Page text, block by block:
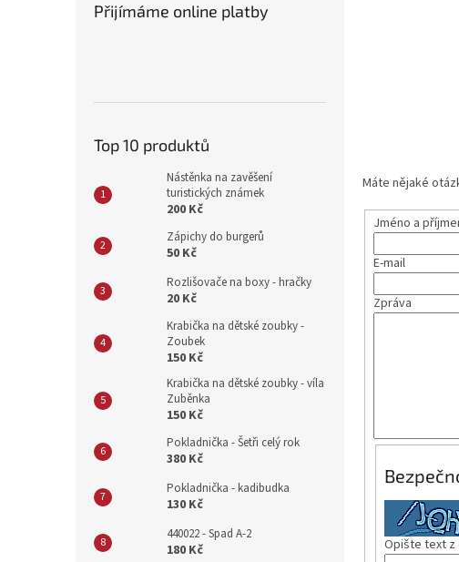
Přijímáme online platby
Top 10 produktů
Nástěnka na zavěšení
turistických známek
200 Kč
Zápichy do burgerů
50 Kč
Rozlišovače na boxy - hračky
20 Kč
Krabička na dětské zoubky -
Zoubek
150 Kč
Krabička na dětské zoubky - víla
Zuběnka
150 Kč
Pokladnička - Šetři celý rok
380 Kč
Pokladnička - kadibudka
130 Kč
440022 - Spad A-2
180 Kč
Máte nějaké
Jméno a
E-mail
Zpráva
Opište text z